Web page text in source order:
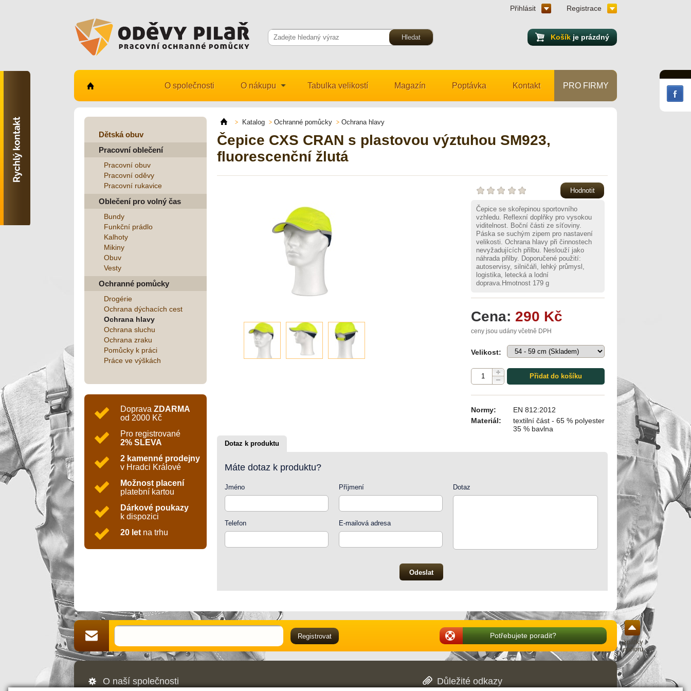
Košík je prázdný
Přihlásit Registrace
O společnosti O nákupu Tabulka velikostí Magazín Poptávka Kontakt PRO FIRMY
Dětská obuv
Pracovní oblečení
Pracovní obuv
Pracovní oděvy
Pracovní rukavice
Oblečení pro volný čas
Bundy
Funkční prádlo
Kalhoty
Mikiny
Obuv
Vesty
Ochranné pomůcky
Drogérie
Ochrana dýchacích cest
Ochrana hlavy
Ochrana sluchu
Ochrana zraku
Pomůcky k práci
Práce ve výškách
Doprava ZDARMA
od 2000 Kč
Pro registrované
2% SLEVA
2 kamenné prodejny
v Hradci Králové
Možnost placení
platební kartou
Dárkové poukazy
k dispozici
20 let na trhu
Katalog Ochranné pomůcky Ochrana hlavy
Čepice CXS CRAN s plastovou výztuhou SM923,
fluorescenční žlutá
Hodnotit
Čepice se skořepinou sportovního
vzhledu. Reflexní doplňky pro vysokou
viditelnost. Boční části ze síťoviny.
Páska se suchým zipem pro nastavení
velikosti. Ochrana hlavy při činnostech
nevyžadujících přilbu. Neslouží jako
náhrada přilby. Doporučené použití:
autoservisy, silničáři, lehký průmysl,
logistika, letecká a lodní
doprava.Hmotnost 179 g
Cena: 290 Kč
ceny jsou udány včetně DPH
Velikost:
Přidat do košíku
Normy:
EN 812:2012
Materiál:
textilní část - 65 % polyester
35 % bavlna
Dotaz k produktu
Máte dotaz k produktu?
Jméno
Telefon
Příjmení
E-mailová adresa
Dotaz
Kontaktujte nás
info@odevy-pilar.cz
Potřebujete poradit?
O naší společnosti Důležité odkazy
zpátky
nahoru